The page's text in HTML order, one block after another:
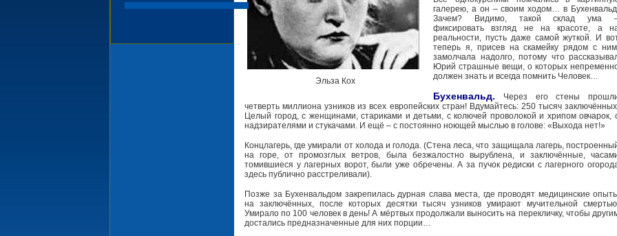
Эльза Кох
галерею, а он – своим ходом… в
Зачем? Видимо, такой склад ума
фиксировать взгляд не на красоте, а
реальности, пусть даже самой жуткой. И
теперь я, присев на скамейку рядом с
замолчала надолго, потому что
Юрий страшные вещи, о которых
должен знать и всегда помнить Человек…
Бухенвальд. Через его стены
четверть миллиона узников из всех европейских стран! Вдумайтесь: 250 тысяч
Целый город, с женщинами, стариками и детьми, с колючей проволокой и хрипом овчарок,
надзирателями и стукачами. И ещё – с постоянно ноющей мыслью в голове: «Выхода нет!»
Концлагерь, где умирали от холода и голода. (Стена леса, что защищала лагерь,
на горе, от промозглых ветров, была безжалостно вырублена, и заключённые,
томившиеся у лагерных ворот, были уже обречены. А за пучок редиски с лагерного
здесь публично расстреливали).
Позже за Бухенвальдом закрепилась дурная слава места, где проводят медицинские
на заключённых, после которых десятки тысяч узников умирают мучительной
Умирало по 100 человек в день! А мёртвых продолжали выносить на перекличку, чтобы
достались предназначенные для них порции…